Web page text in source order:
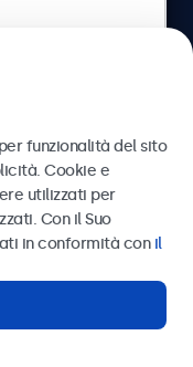
funzionalità del sito
Cookie e
utilizzati per
Con il Suo
in conformità con il